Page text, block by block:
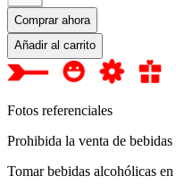
Comprar ahora
Añadir al carrito
Fotos referenciales
Prohibida la venta de
Tomar bebidas alcohólicas